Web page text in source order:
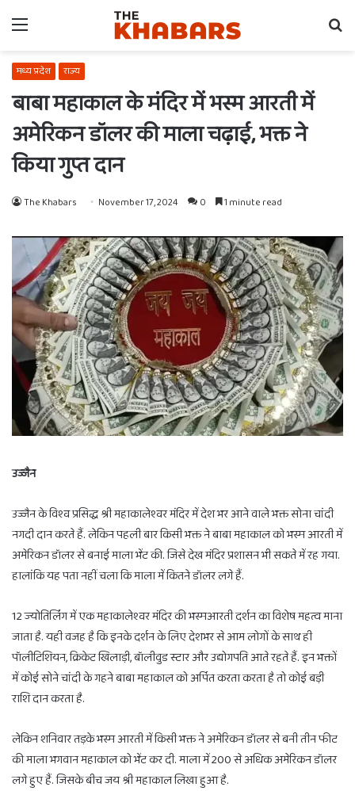
Menu
मध्य प्रदेश राज्य
बाबा महाकाल के मंदिर में भस्म आरती में
अमेरिकन डॉलर की माला चढ़ाई, भक्त ने
किया गुप्त दान
The Khabars November 17, 2024 0 1 minute read
उज्जैन
उज्जैन के विश्व प्रसिद्ध श्री महाकालेश्वर मंदिर में देश भर आने वाले भक्त सोना चांदी
नगदी दान करते हैं. लेकिन पहली बार किसी भक्त ने बाबा महाकाल को भस्म आरती में
अमेरिकन डॉलर से बनाई माला भेंट की. जिसे देख मंदिर प्रशासन भी सकते में रह गया.
हालांकि यह पता नहीं चला कि माला में कितने डॉलर लगे हैं.
12 ज्योतिर्लिंग में एक महाकालेश्वर मंदिर की भस्मआरती दर्शन का विशेष महत्व माना
जाता है. यही वजह है कि इनके दर्शन के लिए देशभर से आम लोगों के साथ ही
पॉलीटिशियन, क्रिकेट खिलाड़ी, बॉलीवुड स्टार और उद्योगपति आते रहते हैं. इन भक्तों
में कोई सोने चांदी के गहने बाबा महाकाल को अर्पित करता करता है तो कोई बड़ी
राशि दान करता है.
लेकिन शनिवार तड़के भस्म आरती में किसी भक्त ने अमेरिकन डॉलर से बनी तीन फीट
की माला भगवान महाकाल को भेंट कर दी. माला में 200 से अधिक अमेरिकन डॉलर
लगे हुए हैं. जिसके बीच जय श्री महाकाल लिखा हुआ है.